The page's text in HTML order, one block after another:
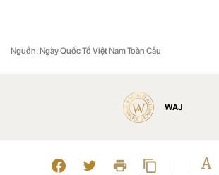
Nguồn: Ngày Quốc Tổ Việt Nam Toàn Cầu
WAJ
A